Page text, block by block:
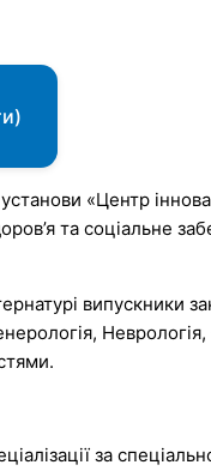
установи «Центр
та соціальне
випускники
за